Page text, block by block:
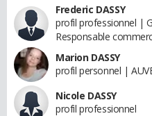
Frederic DASSY
profil professionnel |
Responsable
Marion DASSY
profil personnel |
Nicole DASSY
profil professionnel